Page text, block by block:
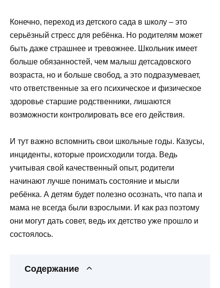
Конечно, переход из детского сада в школу – это
серьёзный стресс для ребёнка. Но родителям может
быть даже страшнее и тревожнее. Школьник имеет
больше обязанностей, чем малыш детсадовского
возраста, но и больше свобод, а это подразумевает,
что ответственные за его психическое и физическое
здоровье старшие родственники, лишаются
возможности контролировать все его действия.
И тут важно вспомнить свои школьные годы. Казусы,
инциденты, которые происходили тогда. Ведь
учитывая свой качественный опыт, родители
начинают лучше понимать состояние и мысли
ребёнка. А детям будет полезно осознать, что папа и
мама не всегда были взрослыми. И как раз поэтому
они могут дать совет, ведь их детство уже прошло и
состоялось.
Содержание